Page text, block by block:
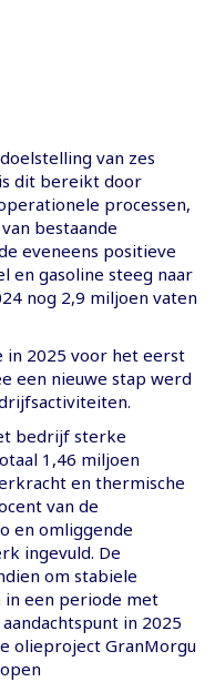
van zes
dit bereikt door
processen,
bestaande
eveneens positieve
en gasoline steeg naar
nog 2,9 miljoen vaten
in 2025 voor het eerst
een nieuwe stap werd
bedrijf sterke
1,46 miljoen
en thermische
van de
en omliggende
ingevuld. De
om stabiele
in een periode met
in 2025
olieproject GranMorgu